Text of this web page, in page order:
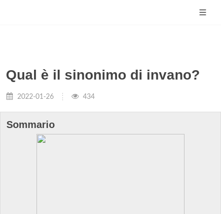
Qual è il sinonimo di invano?
2022-01-26 434
Sommario